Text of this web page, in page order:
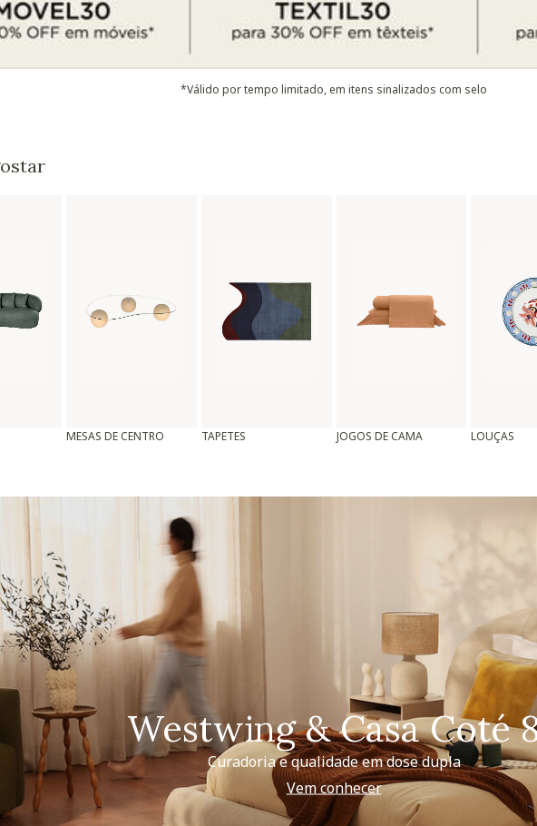
*Válido por tempo limitado, em itens sinalizados com selo
MESAS DE CENTRO TAPETES JOGOS DE CAMA LOUÇAS
Westwing & Casa Coté
Curadoria e qualidade em dose dupla
Vem conhecer